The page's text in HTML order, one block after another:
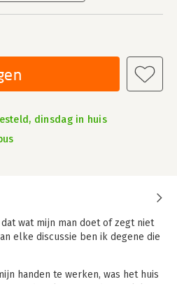
dinsdag in huis
wat mijn man doet of zegt niet
elke discussie ben ik degene die
handen te werken, was het huis